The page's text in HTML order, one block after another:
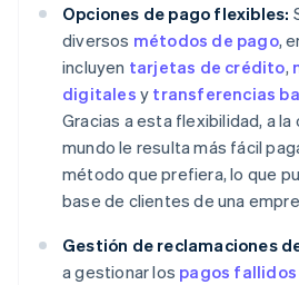
Opciones de pago flexibles:
diversos métodos de pago,
incluyen tarjetas de crédito,
digitales y transferencias
Gracias a esta flexibilidad, a
mundo le resulta más fácil
método que prefiera, lo que
base de clientes de una
Gestión de reclamaciones
a gestionar los pagos fallidos